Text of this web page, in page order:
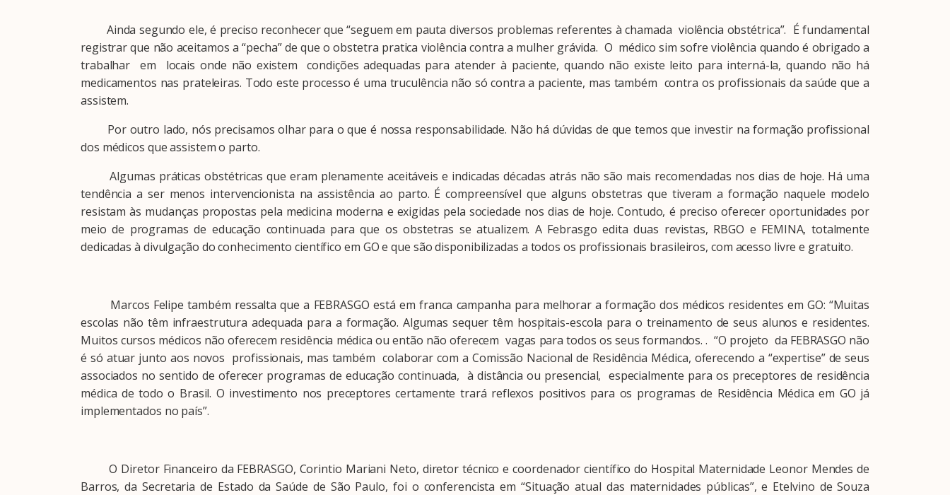
Ainda segundo ele, é preciso reconhecer que “seguem em pauta diversos problemas referentes à chamada violência obstétrica”. É fundamental
registrar que não aceitamos a “pecha” de que o obstetra pratica violência contra a mulher grávida. O médico sim sofre violência quando é obrigado a
trabalhar em locais onde não existem condições adequadas para atender à paciente, quando não existe leito para interná-la, quando não há
medicamentos nas prateleiras. Todo este processo é uma truculência não só contra a paciente, mas também contra os profissionais da saúde que a
assistem.
Por outro lado, nós precisamos olhar para o que é nossa responsabilidade. Não há dúvidas de que temos que investir na formação profissional
dos médicos que assistem o parto.
Algumas práticas obstétricas que eram plenamente aceitáveis e indicadas décadas atrás não são mais recomendadas nos dias de hoje. Há uma
tendência a ser menos intervencionista na assistência ao parto. É compreensível que alguns obstetras que tiveram a formação naquele modelo
resistam às mudanças propostas pela medicina moderna e exigidas pela sociedade nos dias de hoje. Contudo, é preciso oferecer oportunidades por
meio de programas de educação continuada para que os obstetras se atualizem. A Febrasgo edita duas revistas, RBGO e FEMINA, totalmente
dedicadas à divulgação do conhecimento científico em GO e que são disponibilizadas a todos os profissionais brasileiros, com acesso livre e gratuito.
Marcos Felipe também ressalta que a FEBRASGO está em franca campanha para melhorar a formação dos médicos residentes em GO: “Muitas
escolas não têm infraestrutura adequada para a formação. Algumas sequer têm hospitais-escola para o treinamento de seus alunos e residentes.
Muitos cursos médicos não oferecem residência médica ou então não oferecem vagas para todos os seus formandos. . “O projeto da FEBRASGO não
é só atuar junto aos novos profissionais, mas também colaborar com a Comissão Nacional de Residência Médica, oferecendo a “expertise” de seus
associados no sentido de oferecer programas de educação continuada, à distância ou presencial, especialmente para os preceptores de residência
médica de todo o Brasil. O investimento nos preceptores certamente trará reflexos positivos para os programas de Residência Médica em GO já
implementados no país”.
O Diretor Financeiro da FEBRASGO, Corintio Mariani Neto, diretor técnico e coordenador científico do Hospital Maternidade Leonor Mendes de
Barros, da Secretaria de Estado da Saúde de São Paulo, foi o conferencista em “Situação atual das maternidades públicas”, e Etelvino de Souza